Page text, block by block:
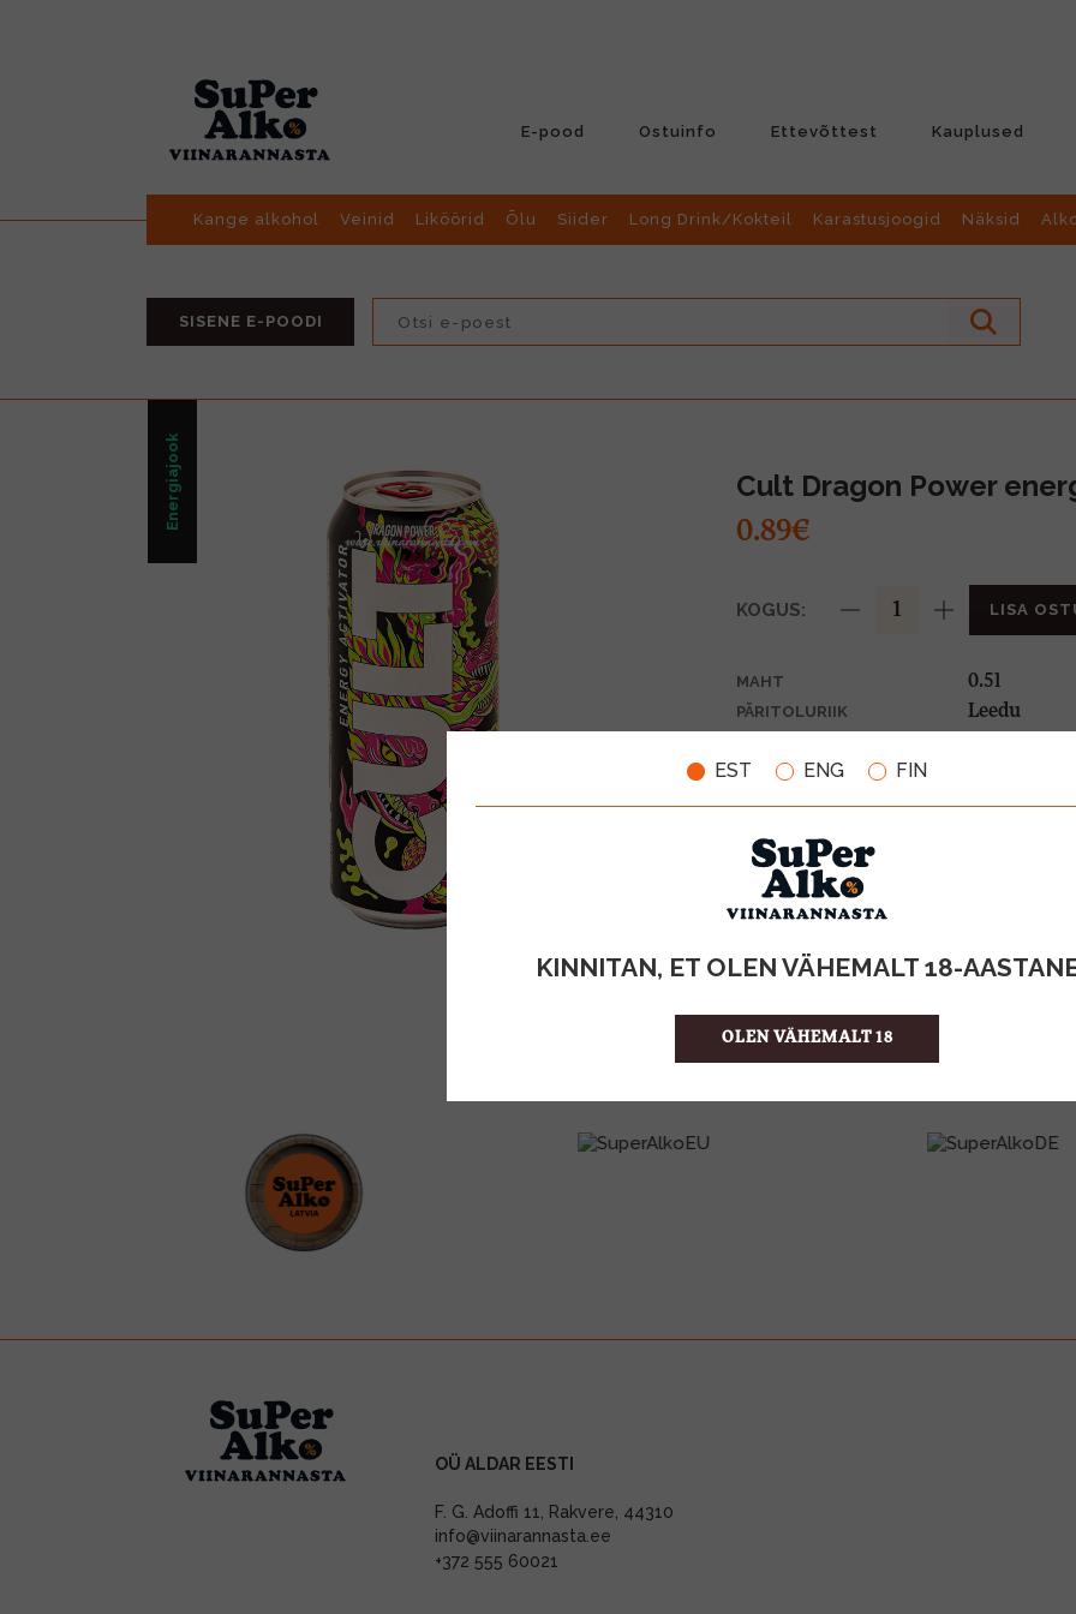
EST ENG FIN
KINNITAN, ET OLEN VÄHEMALT 18-
OLEN VÄHEMALT 18
E-pood Ostuinfo Ettevõttest Kauplused
Kange alkohol Veinid Liköörid Õlu Siider Long Drink/Kokteil Karastusjoogid Näksid
SISENE E-POODI
Energiajook Cult Dragon Power
0.89€
KOGUS: LISA
MAHT 0.5l
PÄRITOLURIIK Leedu
PANT
ÜHIKU HIND
KOGUS KASTIS
OÜ ALDAR EESTI
F. G. Adoffi 11, Rakvere, 44310
info@viinarannasta.ee
+372 555 60021